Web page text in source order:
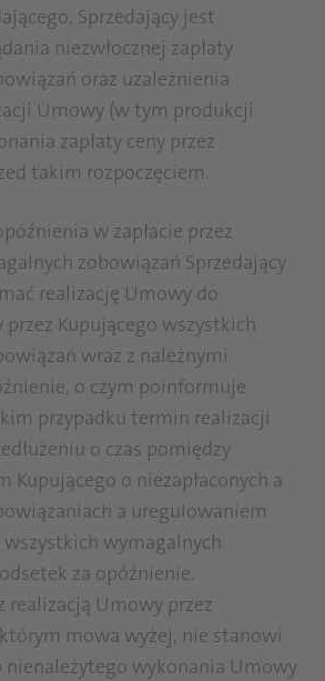
Sprzedający jest
niezwłocznej zapłaty
oraz uzależnienia
Umowy (w tym produkcji
zapłaty ceny przez
takim rozpoczęciem.
w zapłacie przez
zobowiązań Sprzedający
realizację Umowy do
Kupującego wszystkich
wraz z należnymi
o czym poinformuje
przypadku termin realizacji
o czas pomiędzy
o niezapłaconych a
a uregulowaniem
wszystkich wymagalnych
za opóźnienie.
realizacją Umowy przez
mowa wyżej, nie stanowi
wykonania Umowy